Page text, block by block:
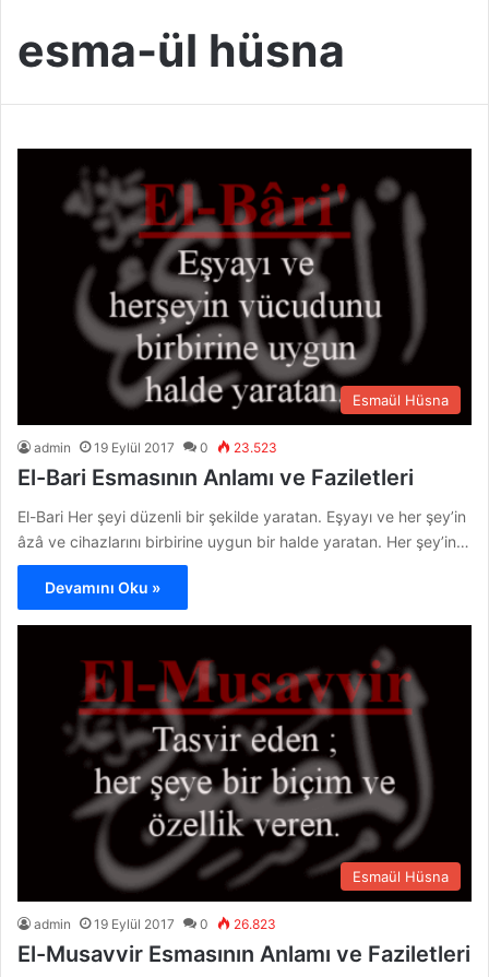
esma-ül hüsna
Esmaül Hüsna
admin 19 Eylül 2017 0 23.523
El-Bari Esmasının Anlamı ve Faziletleri
El-Bari Her şeyi düzenli bir şekilde yaratan. Eşyayı ve her şey’in
âzâ ve cihazlarını birbirine uygun bir halde yaratan. Her şey’in…
Devamını Oku »
Esmaül Hüsna
admin 19 Eylül 2017 0 26.823
El-Musavvir Esmasının Anlamı ve Faziletleri